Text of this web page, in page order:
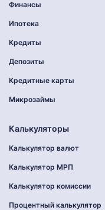
Финансы
Ипотека
Кредиты
Депозиты
Кредитные карты
Микрозаймы
Калькуляторы
Калькулятор валют
Калькулятор МРП
Калькулятор комиссии
Процентный калькулятор